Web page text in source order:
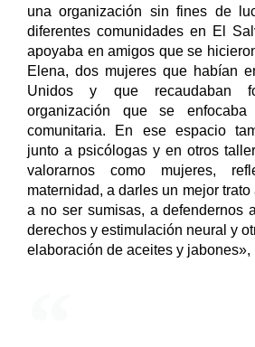
una organización sin fines de
diferentes comunidades en El
apoyaba en amigos que se
Elena, dos mujeres que habían
Unidos y que recaudaban
organización que se
comunitaria. En ese espacio
junto a psicólogas y en otros
valorarnos como mujeres,
maternidad, a darles un mejor
a no ser sumisas, a defendernos
derechos y estimulación neural y
elaboración de aceites y jabones»,